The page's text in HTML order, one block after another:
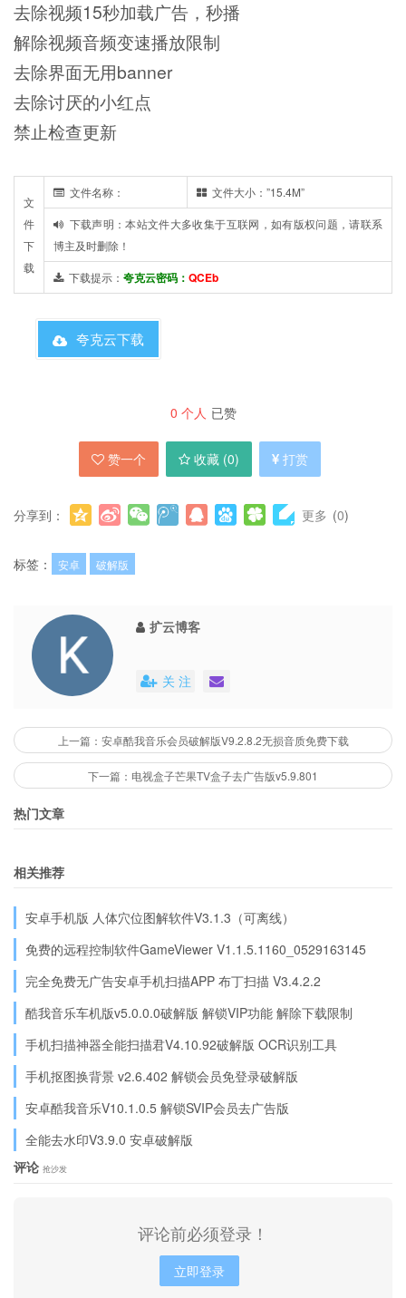
去除视频15秒加载广告，秒播
解除视频音频变速播放限制
去除界面无用banner
去除讨厌的小红点
禁止检查更新
文
件
下
载
文件名称： 文件大小：”15.4M”
下载声明：本站文件大多收集于互联网，如有版权问题，请联系
博主及时删除！
下载提示： 夸克云密码： QCEb
夸克云下载
0 个人 已赞
赞一个 收藏 (0) 打赏
分享到： 更多 (0)
标签： 安卓 破解版
扩云博客
关 注
上一篇：安卓酷我音乐会员破解版V9.2.8.2无损音质免费下载
下一篇：电视盒子芒果TV盒子去广告版v5.9.801
热门文章
相关推荐
安卓手机版 人体穴位图解软件V3.1.3（可离线）
免费的远程控制软件GameViewer V1.1.5.1160_0529163145
完全免费无广告安卓手机扫描APP 布丁扫描 V3.4.2.2
酷我音乐车机版v5.0.0.0破解版 解锁VIP功能 解除下载限制
手机扫描神器全能扫描君V4.10.92破解版 OCR识别工具
手机抠图换背景 v2.6.402 解锁会员免登录破解版
安卓酷我音乐V10.1.0.5 解锁SVIP会员去广告版
全能去水印V3.9.0 安卓破解版
评论 抢沙发
评论前必须登录！
立即登录